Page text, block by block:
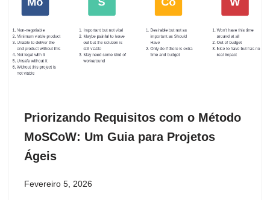
Priorizando Requisitos com o Método
MoSCoW: Um Guia para Projetos
Ágeis
Fevereiro 5, 2026